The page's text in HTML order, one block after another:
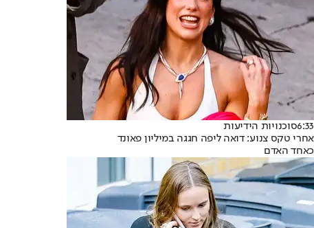
6:33סוכנויות הידיעות
אחרי טקס צנוע: דואה ליפה חגגה במיליון פאונד
כאחד האדם